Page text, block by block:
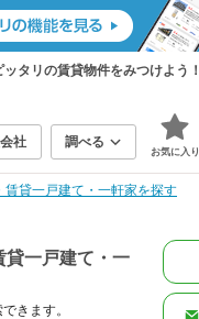
タリの賃貸物件をみつけよう！
社 調べる
お気に入り
貸一戸建て・一軒家を探す
貸一戸建て・一
きます。